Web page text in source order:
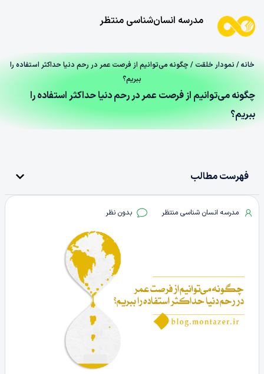
مدرسه انسان‌شناسی منتظر
خانه/ نمودار خلقت/ چگونه می‌توانیم از فرصت عمر در رحم دنیا حداکثر استفاده را
ببریم؟
چگونه می‌توانیم از فرصت عمر در رحم دنیا حداکثر استفاده را
ببریم؟
فهرست مطالب
مدرسه انسان شناسی منتظر بدون نظر